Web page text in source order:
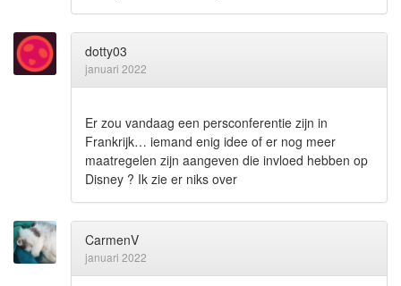
dotty03
januari 2022
Er zou vandaag een persconferentie zijn in
Frankrijk… iemand enig idee of er nog meer
maatregelen zijn aangeven die invloed hebben op
Disney ? Ik zie er niks over
CarmenV
januari 2022